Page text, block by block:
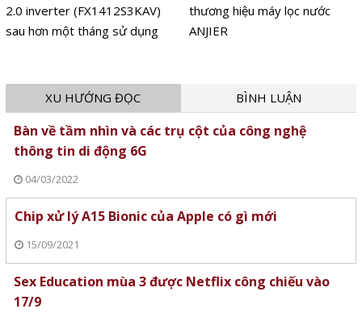
2.0 inverter (FX1412S3KAV)
sau hơn một tháng sử dụng
thương hiệu máy lọc nước
ANJIER
XU HƯỚNG ĐỌC BÌNH LUẬN
Bàn về tầm nhìn và các trụ cột của công nghệ
thông tin di động 6G
04/03/2022
Chip xử lý A15 Bionic của Apple có gì mới
15/09/2021
Sex Education mùa 3 được Netflix công chiếu vào
17/9